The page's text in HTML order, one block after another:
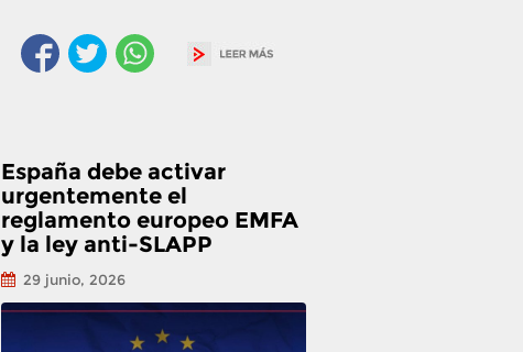
España debe activar
urgentemente el
reglamento europeo EMFA
y la ley anti-SLAPP
29 junio, 2026